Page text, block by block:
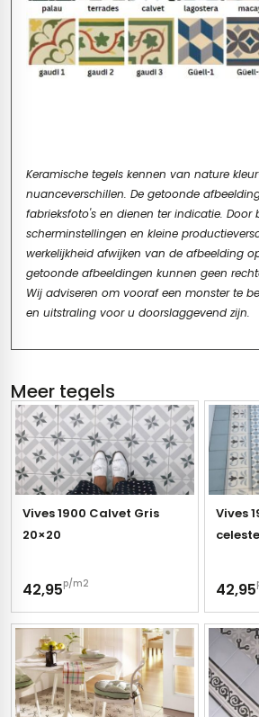
Keramische tegels kennen van nature
nuanceverschillen. De getoonde
fabrieksfoto's en dienen ter indicatie. Door
scherminstellingen en kleine
werkelijkheid afwijken van de afbeelding
getoonde afbeeldingen kunnen geen
Wij adviseren om vooraf een monster te
en uitstraling voor u doorslaggevend zijn.
Meer tegels
Vives 1900 Calvet Gris
20×20
42,95p/m2
Vives
42,95